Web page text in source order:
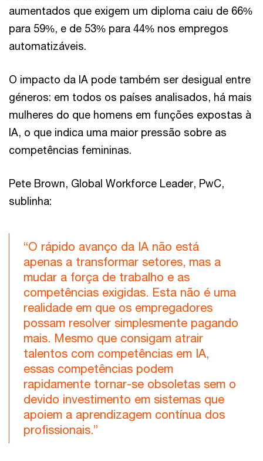
aumentados que exigem um diploma caiu de 66%
para 59%, e de 53% para 44% nos empregos
automatizáveis.
O impacto da IA pode também ser desigual entre
géneros: em todos os países analisados, há mais
mulheres do que homens em funções expostas à
IA, o que indica uma maior pressão sobre as
competências femininas.
Pete Brown, Global Workforce Leader, PwC,
sublinha:
“O rápido avanço da IA não está
apenas a transformar setores, mas a
mudar a força de trabalho e as
competências exigidas. Esta não é uma
realidade em que os empregadores
possam resolver simplesmente pagando
mais. Mesmo que consigam atrair
talentos com competências em IA,
essas competências podem
rapidamente tornar-se obsoletas sem o
devido investimento em sistemas que
apoiem a aprendizagem contínua dos
profissionais.”